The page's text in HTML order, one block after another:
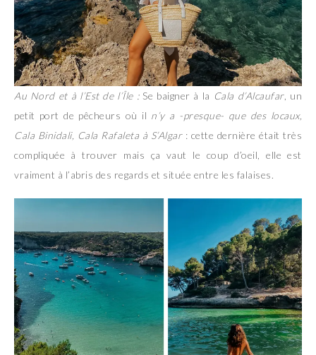
Au Nord et à l’Est de l’Île : Se baigner à la Cala d’Alcaufar, un
petit port de pêcheurs où il n’y a -presque- que des locaux,
Cala Binidali, Cala Rafaleta à S’Algar : cette dernière était très
compliquée à trouver mais ça vaut le coup d’oeil, elle est
vraiment à l’abris des regards et située entre les falaises.